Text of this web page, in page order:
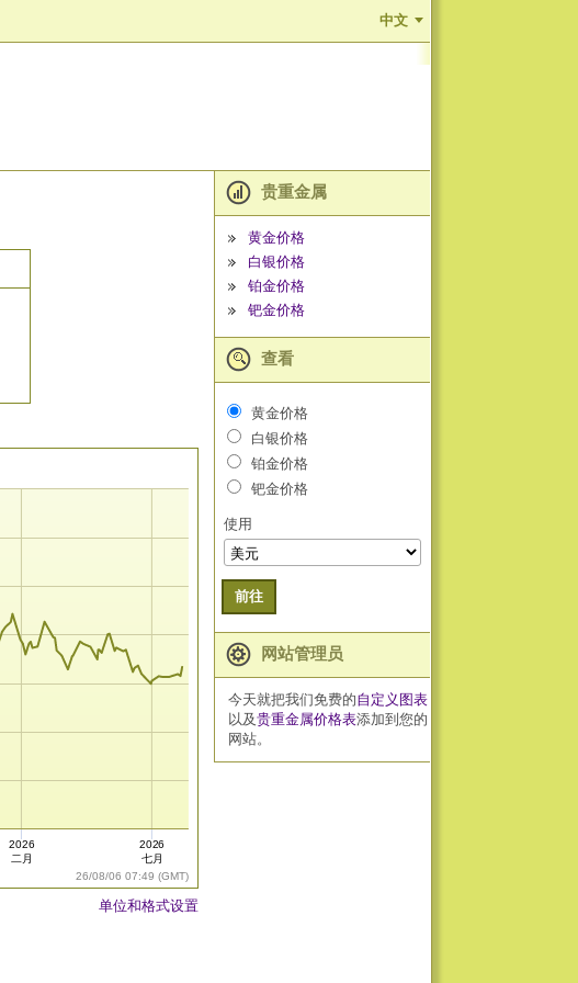
中文
26/08/06 07:49 (GMT)
2026
二月
2026
七月
单位和格式设置
贵重金属
黄金价格
白银价格
铂金价格
钯金价格
查看
黄金价格
白银价格
铂金价格
钯金价格
使用
前往
网站管理员
今天就把我们免费的自定义图表
以及贵重金属价格表添加到您的
网站。